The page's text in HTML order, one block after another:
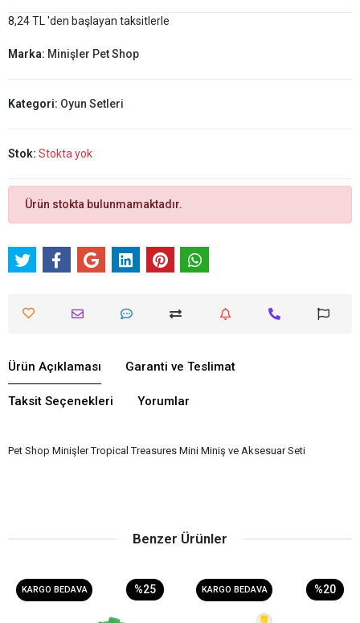
8,24 TL 'den başlayan taksitlerle
Marka: Minişler Pet Shop
Kategori: Oyun Setleri
Stok: Stokta yok
Ürün stokta bulunmamaktadır.
Ürün Açıklaması Garanti ve Teslimat
Taksit Seçenekleri Yorumlar
Pet Shop Minişler Tropical Treasures Mini Miniş ve Aksesuar Seti
Benzer Ürünler
KARGO BEDAVA %25 KARGO BEDAVA %20